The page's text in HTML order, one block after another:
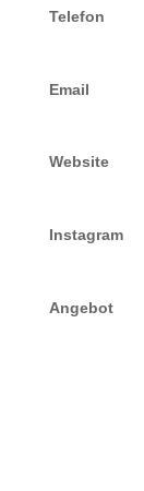
Telefon
Email
Website
Instagram
Angebot